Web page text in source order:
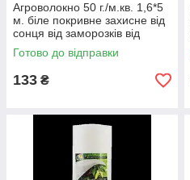
Агроволокно 50 г./м.кв. 1,6*5
м. біле покривне захисне від
сонця від заморозків від
птахів від комах фасоване
Готово до відправки
133 ₴